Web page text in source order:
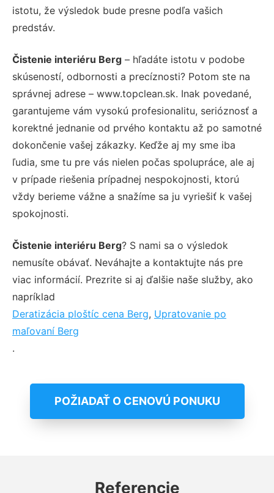
istotu, že výsledok bude presne podľa vašich
predstáv.
Čistenie interiéru Berg – hľadáte istotu v podobe
skúseností, odbornosti a precíznosti? Potom ste na
správnej adrese – www.topclean.sk. Inak povedané,
garantujeme vám vysokú profesionalitu, serióznosť a
korektné jednanie od prvého kontaktu až po samotné
dokončenie vašej zákazky. Keďže aj my sme iba
ľudia, sme tu pre vás nielen počas spolupráce, ale aj
v prípade riešenia prípadnej nespokojnosti, ktorú
vždy berieme vážne a snažíme sa ju vyriešiť k vašej
spokojnosti.
Čistenie interiéru Berg? S nami sa o výsledok
nemusíte obávať. Neváhajte a kontaktujte nás pre
viac informácií. Prezrite si aj ďalšie naše služby, ako
napríklad
Deratizácia ploštíc cena Berg, Upratovanie po
maľovaní Berg
.
POŽIADAŤ O CENOVÚ PONUKU
Referencie